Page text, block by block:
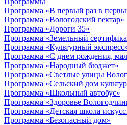
Программа «В первый раз в
Программа «Вологодский гектар»
Программа «Дороги 35»
Программа «Земельный
Программа «Культурный
Программа «С днем рождения,
Программа «Народный бюджет»
Программа «Светлые улицы
Программа «Сельский дом
Программа «Школьный автобус»
Программа «Здоровье
Программа «Детская школа
Программа «Безопасный дом»